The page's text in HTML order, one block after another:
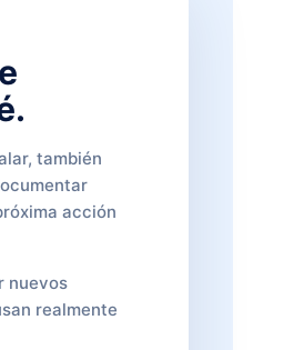
también
acción
nuevos
realmente